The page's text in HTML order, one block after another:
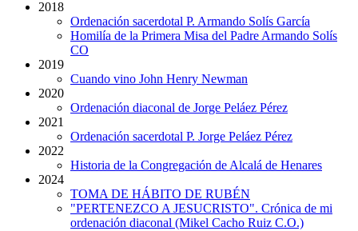
2018
Ordenación sacerdotal P. Armando Solís García
Homilía de la Primera Misa del Padre Armando Solís
CO
2019
Cuando vino John Henry Newman
2020
Ordenación diaconal de Jorge Peláez Pérez
2021
Ordenación sacerdotal P. Jorge Peláez Pérez
2022
Historia de la Congregación de Alcalá de Henares
2024
TOMA DE HÁBITO DE RUBÉN
"PERTENEZCO A JESUCRISTO". Crónica de mi
ordenación diaconal (Mikel Cacho Ruiz C.O.)